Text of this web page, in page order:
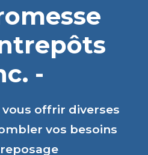
-
vous offrir diverses
vos besoins